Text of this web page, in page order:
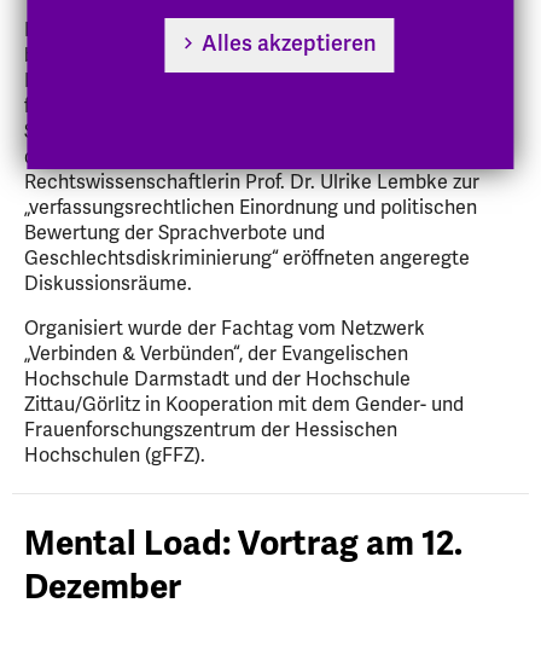
Dr. Ioanna Menhard und Prof. Dr. Monique Ritter
beleuchteten Genderverbote aus sozialarbeiterischen
Perspektiven. Beiträge von Zara Jakob Pfeiffer,
freiberufliche:r Referent:in, zu „Machtverhältnissen,
Sprache und Verletzbarkeiten. Warum es so schwer ist
diskriminierungsfrei zu sprechen“ und der
Rechtswissenschaftlerin Prof. Dr. Ulrike Lembke zur
„verfassungsrechtlichen Einordnung und politischen
Bewertung der Sprachverbote und
Geschlechtsdiskriminierung“ eröffneten angeregte
Diskussionsräume.
Organisiert wurde der Fachtag vom Netzwerk
„Verbinden & Verbünden“, der Evangelischen
Hochschule Darmstadt und der Hochschule
Zittau/Görlitz in Kooperation mit dem Gender- und
Frauenforschungszentrum der Hessischen
Hochschulen (gFFZ).
Mental Load: Vortrag am 12.
Dezember
Alles akzeptieren